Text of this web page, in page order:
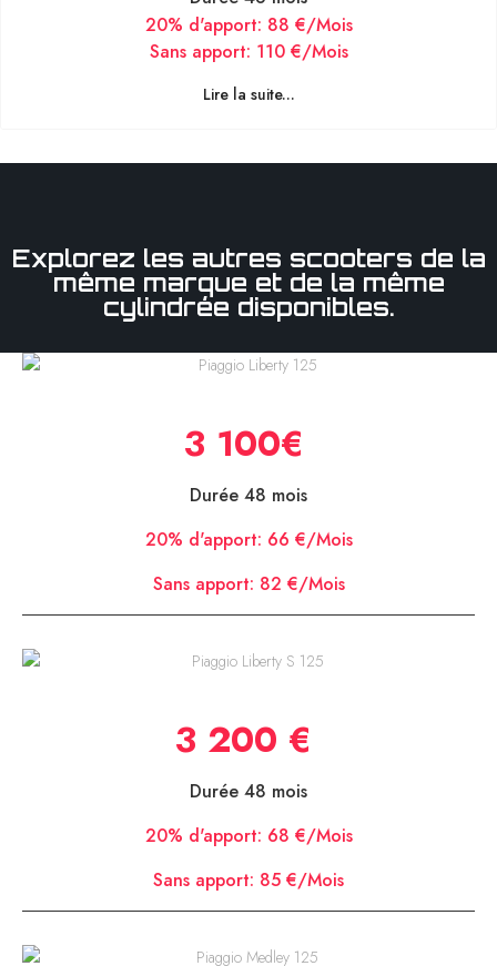
20% d'apport: 88 €/Mois
Sans apport: 110 €/Mois
Lire la suite...
Explorez les autres scooters de la
même marque et de la même
cylindrée disponibles.
3 100€
Durée 48 mois
20% d'apport: 66 €/Mois
Sans apport: 82 €/Mois
3 200 €
Durée 48 mois
20% d'apport: 68 €/Mois
Sans apport: 85 €/Mois